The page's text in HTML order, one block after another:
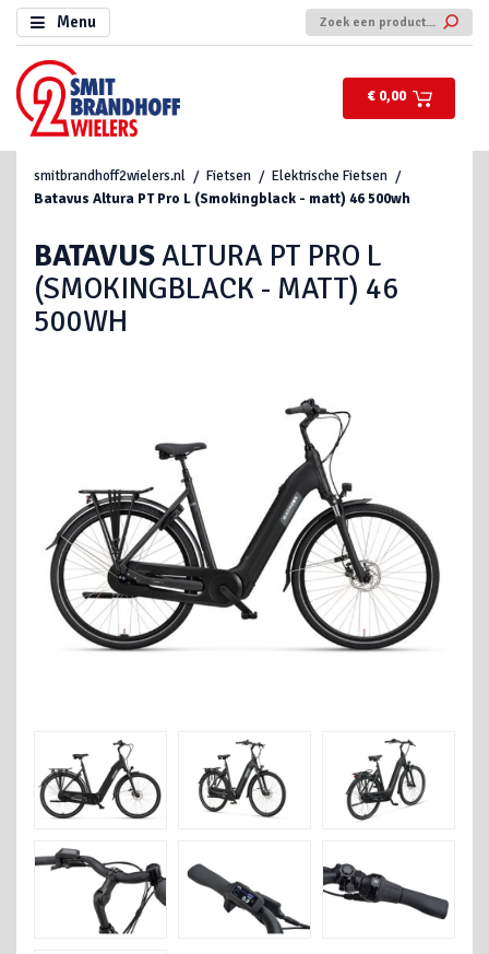
Menu
€ 0,00
smitbrandhoff2wielers.nl Fietsen
Elektrische Fietsen
Batavus Altura PT Pro L (Smokingblack - matt) 46 500wh
BATAVUSALTURA PT PRO L
(SMOKINGBLACK - MATT) 46
500WH